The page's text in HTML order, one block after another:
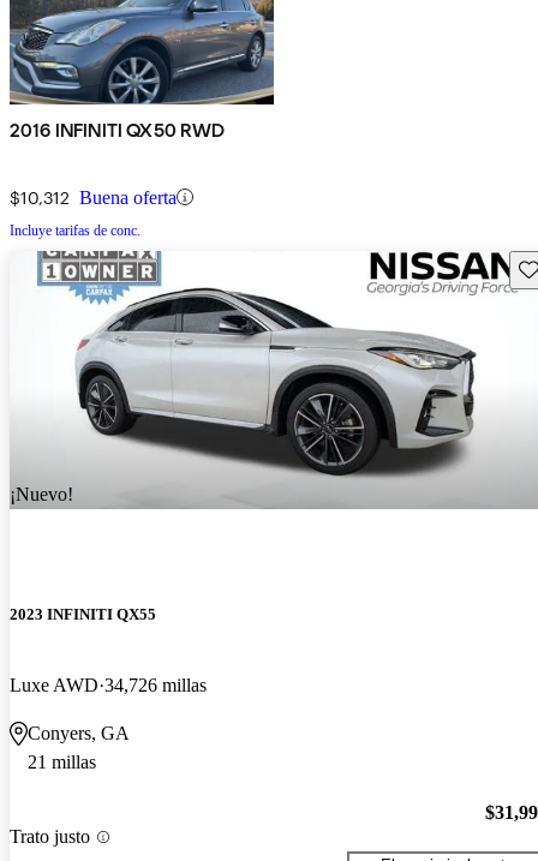
2016 INFINITI QX50 RWD
$10,312 Buena oferta
Incluye tarifas de conc.
¡Nuevo!
2023 INFINITI QX55
Luxe AWD 34,726 millas
Conyers, GA
21 millas
Trato justo